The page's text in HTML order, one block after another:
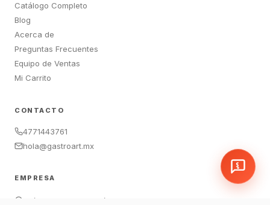
Catálogo Completo
Blog
Acerca de
Preguntas Frecuentes
Equipo de Ventas
Mi Carrito
CONTACTO
4771443761
hola@gastroart.mx
EMPRESA
León, Guanajuato, México